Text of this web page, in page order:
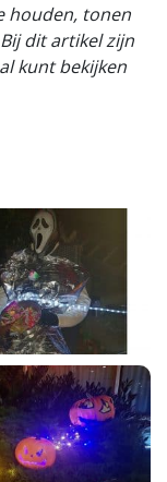
houden, tonen
dit artikel zijn
kunt bekijken